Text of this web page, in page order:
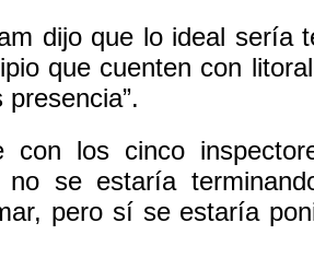
dijo que lo ideal sería
que cuenten con
con los cinco
no se estaría
pero sí se estaría